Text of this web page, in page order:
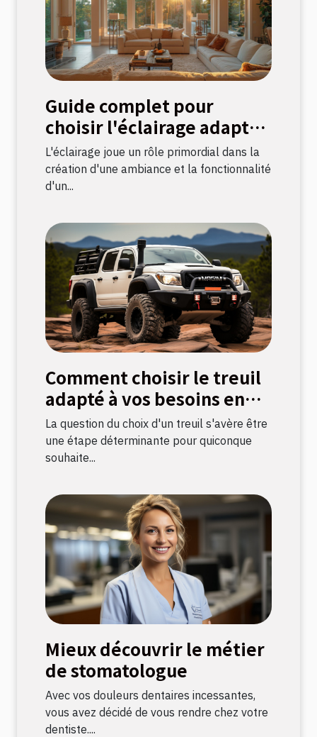
Guide complet pour
choisir l'éclairage adapté
à chaque pièce
L'éclairage joue un rôle primordial dans la
création d'une ambiance et la fonctionnalité
d'un...
Comment choisir le treuil
adapté à vos besoins en
bricolage
La question du choix d'un treuil s'avère être
une étape déterminante pour quiconque
souhaite...
Mieux découvrir le métier
de stomatologue
Avec vos douleurs dentaires incessantes,
vous avez décidé de vous rendre chez votre
dentiste....